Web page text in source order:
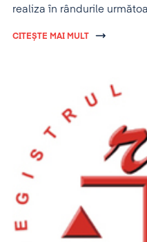
realiza în rândurile
CITEȘTE MAI MULT